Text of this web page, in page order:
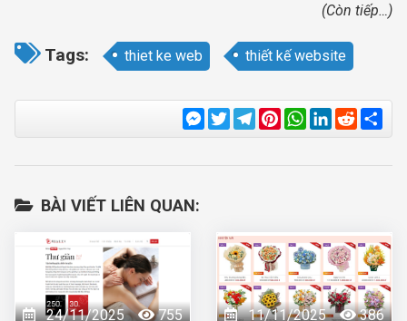
(Còn tiếp…)
Tags: thiet ke web thiết kế website
Messenger
TwitterTelegram
Pinterest
WhatsApp
LinkedIn
Reddit
BÀI VIẾT LIÊN QUAN:
24/11/2025 755 11/11/2025 386